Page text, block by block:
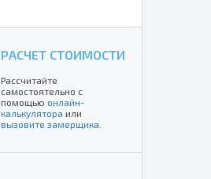
РАСЧЕТ СТОИМОСТИ
Рассчитайте
самостоятельно с
помощью онлайн-
калькулятора или
вызовите замерщика